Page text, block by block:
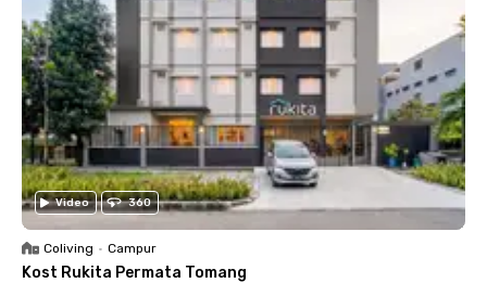
Video 360
Coliving • Campur
Kost Rukita Permata Tomang